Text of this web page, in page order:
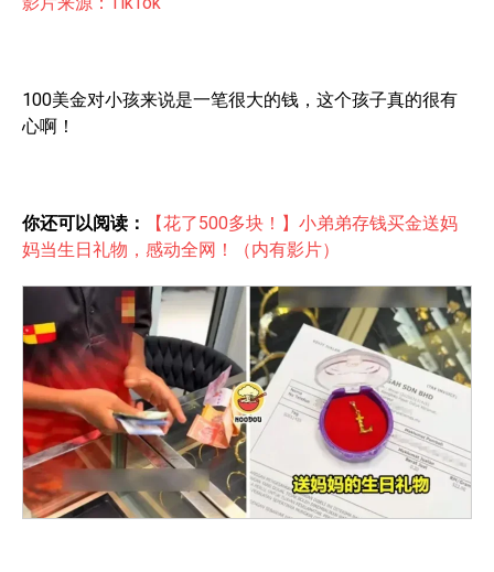
100美金对小孩来说是一笔很大的钱，这个孩子真的很有
心啊！
你还可以阅读：
【花了500多块！】小弟弟存钱买金送妈
妈当生日礼物，感动全网！（内有影片）